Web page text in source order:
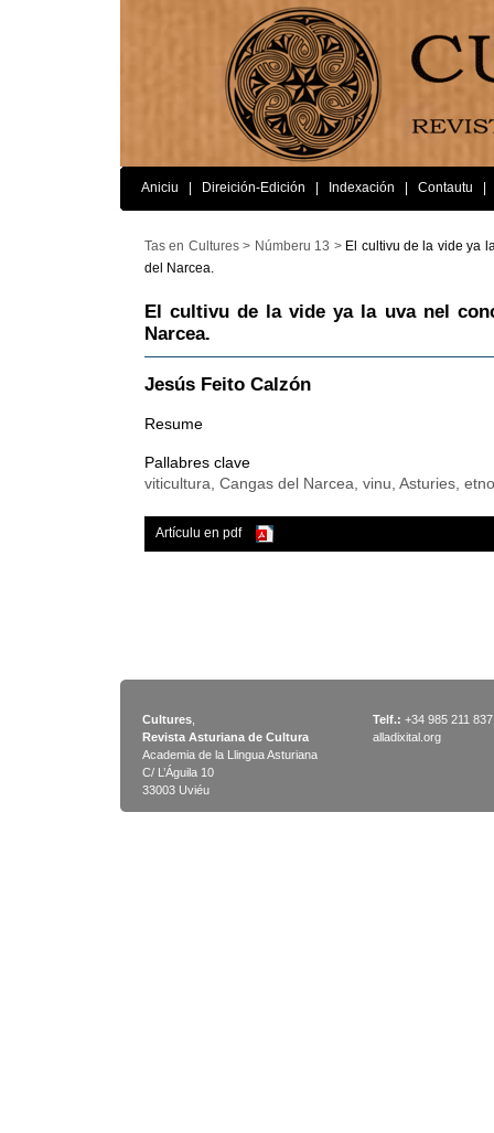
Aniciu Direición-Edición Indexación Contautu
Tas en Cultures > Númberu 13 >El cultivu de la vide ya
del Narcea.
El cultivu de la vide ya la uva nel
Narcea.
Jesús Feito Calzón
Resume
Pallabres clave
viticultura, Cangas del Narcea, vinu, Asturies,
Artículu en pdf
Cultures
Revista Asturiana de Cultura
Academia de la Llingua Asturiana
C/ L’Águila 10
33003 Uviéu
Telf.: +34 985 211 837
alladixital.org